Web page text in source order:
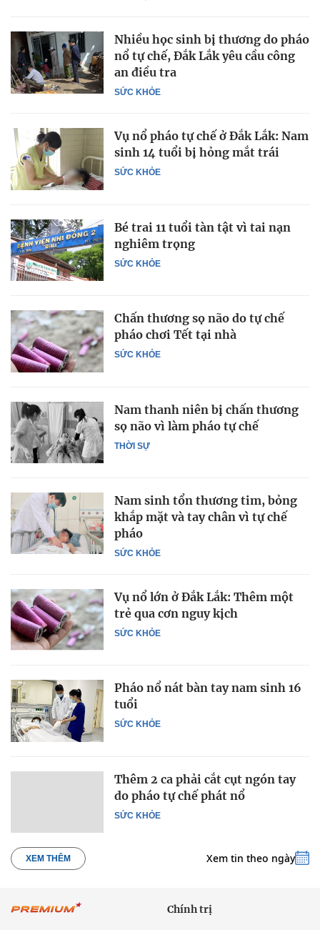
SỨC KHỎE
Nhiều học sinh bị thương do pháo
nổ tự chế, Đắk Lắk yêu cầu công
an điều tra
SỨC KHỎE
Vụ nổ pháo tự chế ở Đắk Lắk: Nam
sinh 14 tuổi bị hỏng mắt trái
SỨC KHỎE
Bé trai 11 tuổi tàn tật vì tai nạn
nghiêm trọng
SỨC KHỎE
Chấn thương sọ não do tự chế
pháo chơi Tết tại nhà
THỜI SỰ
Nam thanh niên bị chấn thương
sọ não vì làm pháo tự chế
SỨC KHỎE
Nam sinh tổn thương tim, bỏng
khắp mặt và tay chân vì tự chế
pháo
SỨC KHỎE
Vụ nổ lớn ở Đắk Lắk: Thêm một
trẻ qua cơn nguy kịch
SỨC KHỎE
Pháo nổ nát bàn tay nam sinh 16
tuổi
SỨC KHỎE
Thêm 2 ca phải cắt cụt ngón tay
do pháo tự chế phát nổ
XEM THÊM Xem tin theo ngày
Chính trị